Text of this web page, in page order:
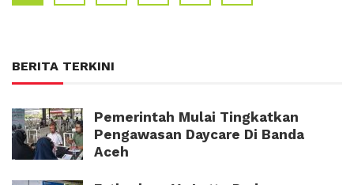
BERITA TERKINI
Pemerintah Mulai Tingkatkan
Pengawasan Daycare Di Banda
Aceh